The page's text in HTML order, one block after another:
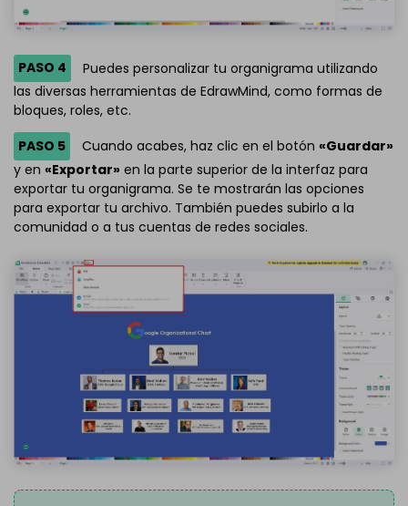
PASO 4
Puedes personalizar tu organigrama utilizando
las diversas herramientas de EdrawMind, como formas de
bloques, roles, etc.
PASO 5
Cuando acabes, haz clic en el botón«Guardar»
y en «Exportar» en la parte superior de la interfaz para
exportar tu organigrama. Se te mostrarán las opciones
para exportar tu archivo. También puedes subirlo a la
comunidad o a tus cuentas de redes sociales.